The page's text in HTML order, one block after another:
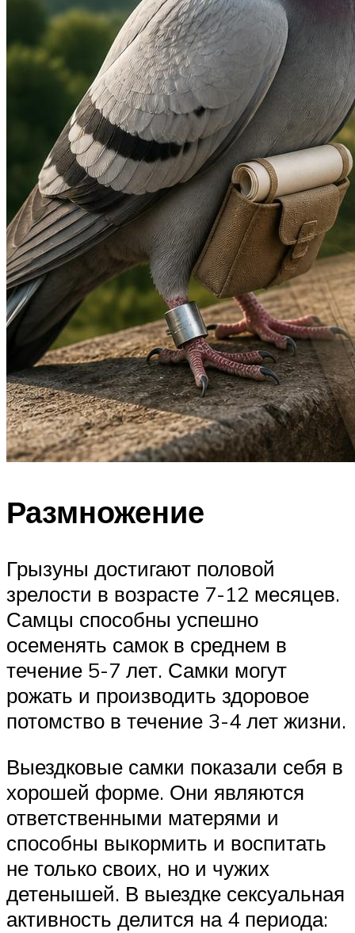
Размножение
Грызуны достигают половой
зрелости в возрасте 7-12 месяцев.
Самцы способны успешно
осеменять самок в среднем в
течение 5-7 лет. Самки могут
рожать и производить здоровое
потомство в течение 3-4 лет жизни.
Выездковые самки показали себя в
хорошей форме. Они являются
ответственными матерями и
способны выкормить и воспитать
не только своих, но и чужих
детенышей. В выездке сексуальная
активность делится на 4 периода: